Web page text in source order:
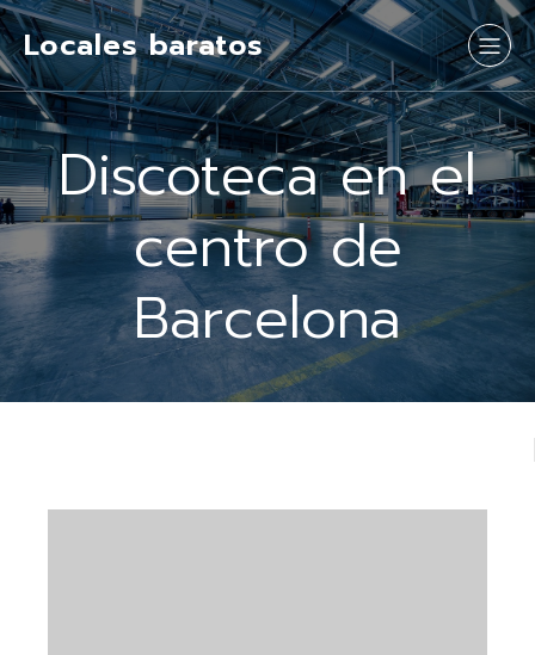
Locales baratos
Discoteca en el
centro de
Barcelona